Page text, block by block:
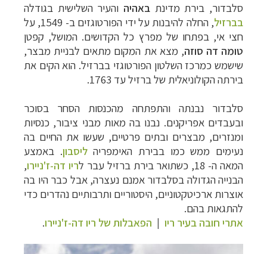
סלבדור, בירת מדינת באהיה והעיר השלישית בגודלה
בברזיל
, החלה להיבנות על ידי הפורטוגזים ב- 1549, על
חצי אי, בפתחו של מפרץ כל הקדושים. המושל, קפטן
טומה דה סוזה, מצא את המקום מתאים לבניית מבצר,
שישמש כמרכז השלטון הפורטוגזי בברזיל. הוא הקים את
בירתה הקולוניאלית של ברזיל עד 1763.
סלבדור נבנתה והתפתחה מהכנסות הסחר בסוכר
ובעבדים אפריקנים. נבנו בה מאות מבני ציבור, כנסיות
ומנזרים, מבצרים ובתים פרטיים, שעשו את החיים בה
נעימים ממש כמו בבירת האימפריהליסבון. באמצע
המאה ה- 18, כשתואר בירת ברזיל עבר ל
ריו דה-ז'ניירו,
הבנייה הגדולה בסלבדור אמנם נעצרה, אבל כבר היו בה
אוצרות ארכיטקטוניים, היסטוריים ותרבותיים נהדרים כדי
להתגאות בהם.
אתרי חובה בעיר ריו | הפאבלות של ריו דה-ז'ניירו.